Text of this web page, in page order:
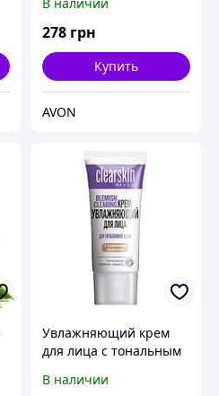
В наличии
278 грн
Купить
AVON
Увлажняющий крем
для лица с тональным
проблемной кожи»
В наличии